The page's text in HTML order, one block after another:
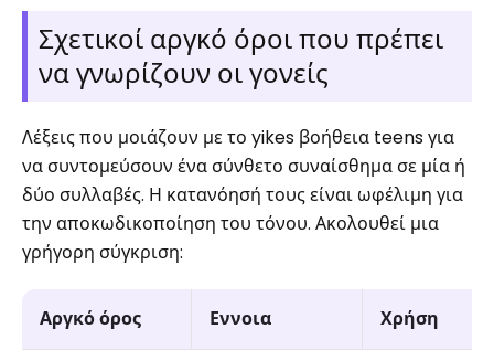
Σχετικοί αργκό όροι που πρέπει
να γνωρίζουν οι γονείς
Λέξεις που μοιάζουν με το yikes βοήθεια teens για
να συντομεύσουν ένα σύνθετο συναίσθημα σε μία ή
δύο συλλαβές. Η κατανόησή τους είναι ωφέλιμη για
την αποκωδικοποίηση του τόνου. Ακολουθεί μια
γρήγορη σύγκριση:
Αργκό όρος Εννοια Χρήση